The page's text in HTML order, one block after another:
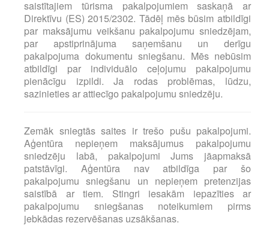
saistītajiem tūrisma pakalpojumiem saskaņā ar
Direktīvu (ES) 2015/2302. Tādēļ mēs būsim atbildīgi
par maksājumu veikšanu pakalpojumu sniedzējam,
par apstiprinājuma saņemšanu un derīgu
pakalpojuma dokumentu sniegšanu. Mēs nebūsim
atbildīgi par individuālo ceļojumu pakalpojumu
pienācīgu izpildi. Ja rodas problēmas, lūdzu,
sazinieties ar attiecīgo pakalpojumu sniedzēju.
Zemāk sniegtās saites ir trešo pušu pakalpojumi.
Aģentūra nepieņem maksājumus pakalpojumu
sniedzēju labā, pakalpojumi Jums jāapmaksā
patstāvīgi. Aģentūra nav atbildīga par šo
pakalpojumu sniegšanu un nepieņem pretenzijas
saistībā ar tiem. Stingri iesakām iepazīties ar
pakalpojumu sniegšanas noteikumiem pirms
jebkādas rezervēšanas uzsākšanas.